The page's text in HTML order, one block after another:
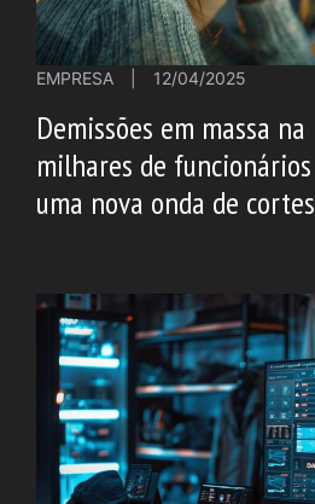
EMPRESA 12/04/2025
Demissões em massa
milhares de
uma nova onda de